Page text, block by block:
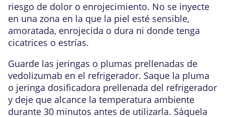
riesgo de dolor o enrojecimiento. No se inyecte
en una zona en la que la piel esté sensible,
amoratada, enrojecida o dura ni donde tenga
cicatrices o estrías.
Guarde las jeringas o plumas prellenadas de
vedolizumab en el refrigerador. Saque la pluma
o jeringa dosificadora prellenada del refrigerador
y deje que alcance la temperatura ambiente
durante 30 minutos antes de utilizarla. Sáquela